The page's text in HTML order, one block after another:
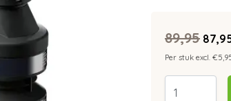
89,95
Per stuk excl.